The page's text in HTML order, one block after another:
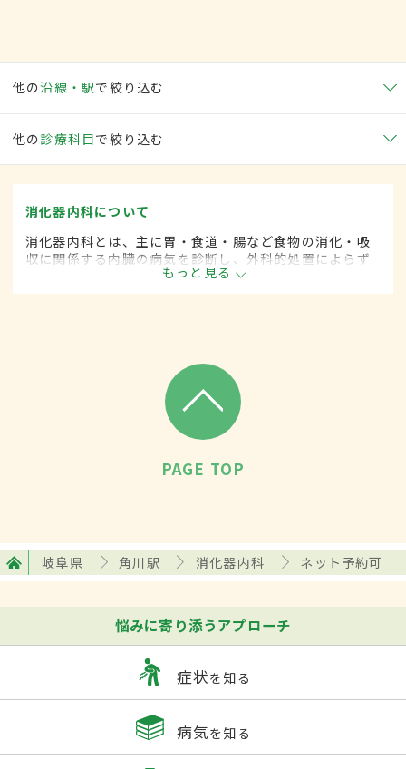
他の沿線・駅で絞り込む
他の 診療科目で絞り込む
消化器内科について
消化器内科とは、主に胃・食道・腸など食物の消化・吸
収に関係する内臓の病気を診断し、外科的処置によらず
に治療する内科の一領域です。平成20年4月の制度改正
前は、消化器科と呼ばれていました。
もっと見る
PAGE TOP
岐阜県 角川駅 消化器内科 ネット予約可
悩みに寄り添うアプローチ
症状を知る
病気を知る